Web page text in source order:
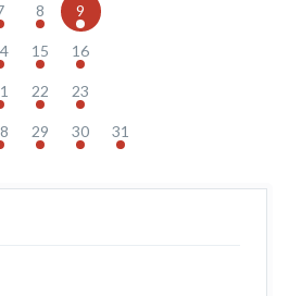
8 9
15 16
22 23
29 30 31